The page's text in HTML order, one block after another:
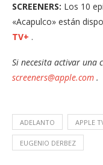
SCREENERS: Los 10
«Acapulco» están
TV+ .
Si necesita activar una
screeners@apple.com .
ADELANTO APPLE
EUGENIO DERBEZ